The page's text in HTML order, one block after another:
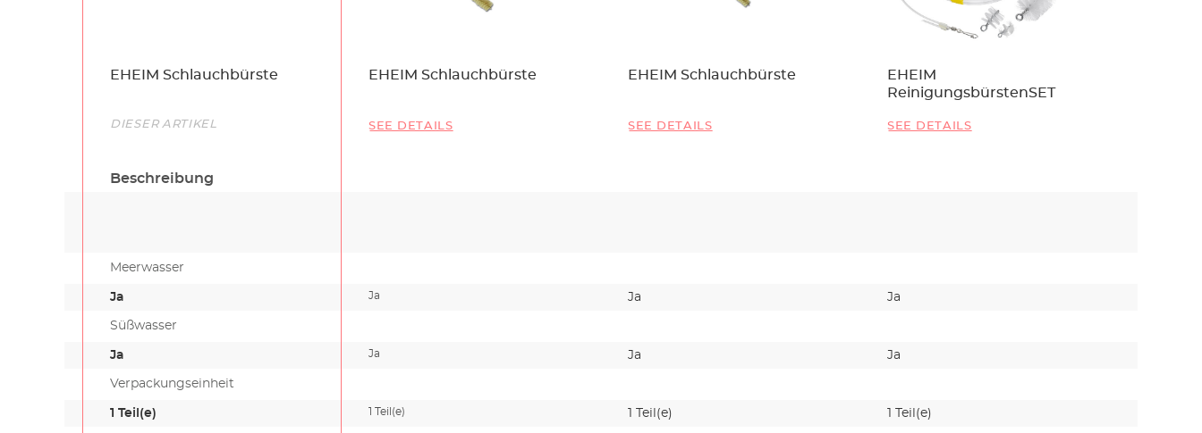
Name
EHEIM Schlauchbürste EHEIM Schlauchbürste EHEIM Schlauchbürste
EHEIM
ReinigungsbürstenSET
Link
DIESER ARTIKEL SEE DETAILS SEE DETAILS SEE DETAILS
Beschreibung
Meerwasser
Ja Ja Ja Ja
Süßwasser
Ja Ja Ja Ja
Verpackungseinheit
1 Teil(e) 1 Teil(e) 1 Teil(e) 1 Teil(e)